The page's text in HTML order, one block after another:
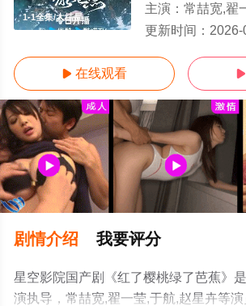
1-1全集/大结局
主演： 常喆宽,翟
更新时间： 2026-
 在线观看 
剧情介绍 我要评分
星空影院国产剧《红了樱桃绿了芭蕉》
演执导，常喆宽,翟一莹,于航,赵星卉等